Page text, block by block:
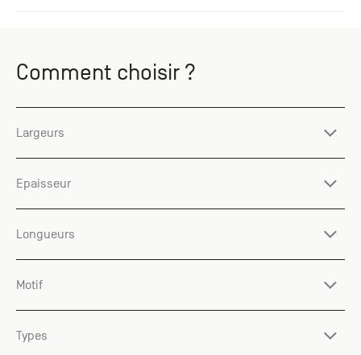
Comment choisir ?
Largeurs
Epaisseur
Longueurs
Motif
Types